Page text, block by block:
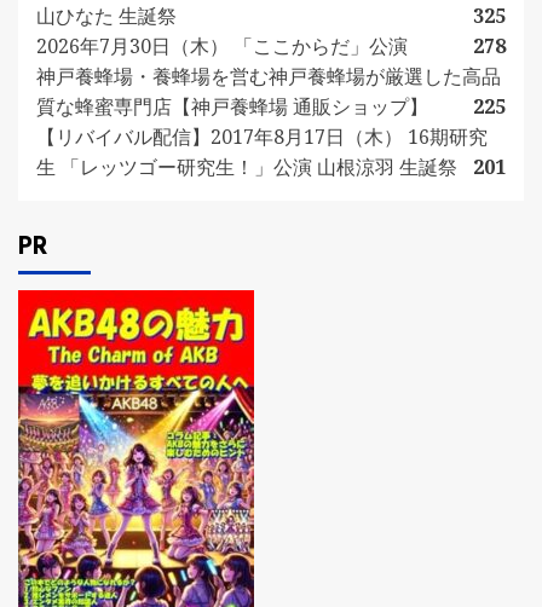
山ひなた 生誕祭
325
2026年7月30日（木） 「ここからだ」公演
278
神戸養蜂場・養蜂場を営む神戸養蜂場が厳選した高品
質な蜂蜜専門店【神戸養蜂場 通販ショップ】
225
【リバイバル配信】2017年8月17日（木） 16期研究
生 「レッツゴー研究生！」公演 山根涼羽 生誕祭
201
PR